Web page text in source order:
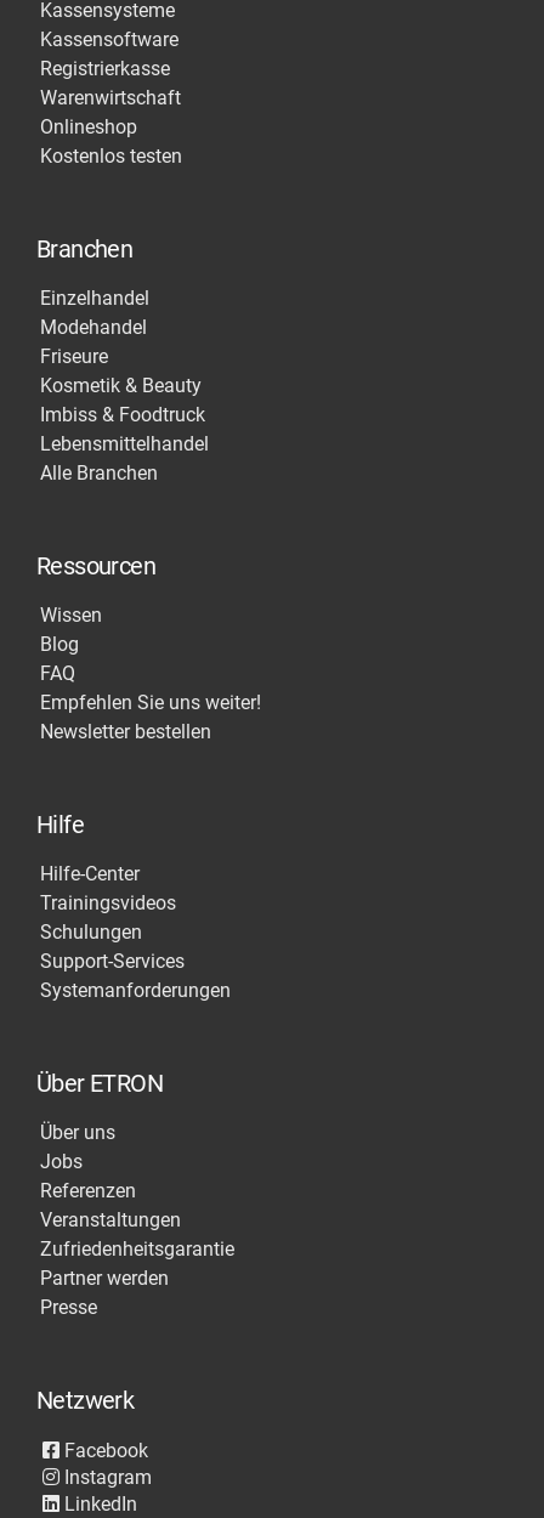
Kassensysteme
Kassensoftware
Registrierkasse
Warenwirtschaft
Onlineshop
Kostenlos testen
Branchen
Einzelhandel
Modehandel
Friseure
Kosmetik & Beauty
Imbiss & Foodtruck
Lebensmittelhandel
Alle Branchen
Ressourcen
Wissen
Blog
FAQ
Empfehlen Sie uns weiter!
Newsletter bestellen
Hilfe
Hilfe-Center
Trainingsvideos
Schulungen
Support-Services
Systemanforderungen
Über ETRON
Über uns
Jobs
Referenzen
Veranstaltungen
Zufriedenheitsgarantie
Partner werden
Presse
Netzwerk
Facebook
Instagram
LinkedIn